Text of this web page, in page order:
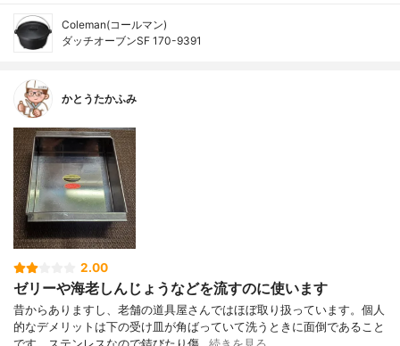
Coleman(コールマン)
ダッチオーブンSF 170-9391
かとうたかふみ
2.00
ゼリーや海老しんじょうなどを流すのに使います
昔からありますし、老舗の道具屋さんではほぼ取り扱っています。個人
的なデメリットは下の受け皿が角ばっていて洗うときに面倒であること